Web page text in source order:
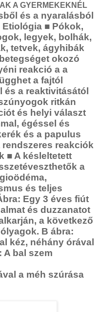
A GYERMEKEKNÉL
és a nyaralásból
Etiológia ■ Pókok,
legyek, bolhák,
tetvek, ágyhibák
okozó
reakció a a
a fajtól
és a reaktivitásától
ritkán
és helyi választ
égéssel és
és a papulus
rendszeres reakciók
■ A késleltetett
a
és teljes
Egy 3 éves fiút
és duzzanatot
a következő
B ábra:
kéz, néhány órával
A bal szem
a méh szúrása